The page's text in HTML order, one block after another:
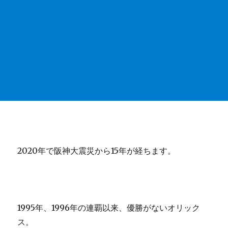
2020年で阪神大震災から15年が経ちます。
1995年、1996年の連覇以来、優勝がないオリック
ス。